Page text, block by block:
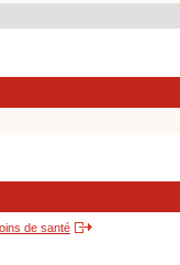
de santé